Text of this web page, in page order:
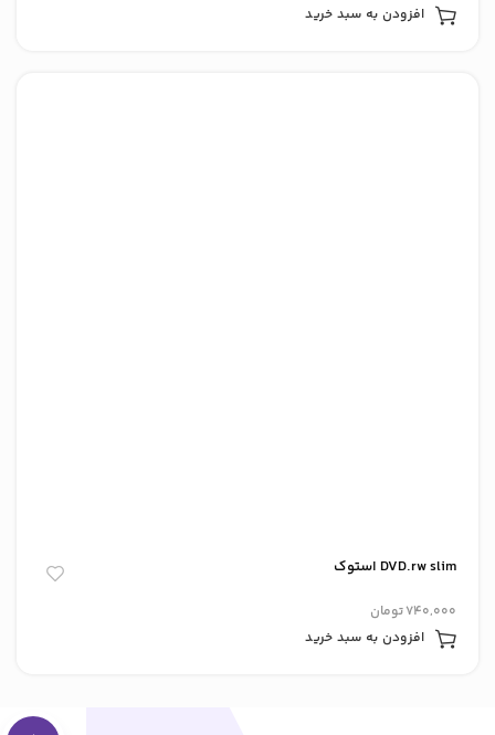
افزودن به سبد خرید
DVD.rw slim استوک
740,000تومان
افزودن به سبد خرید